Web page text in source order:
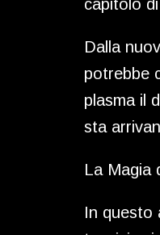
capitolo
Dalla
potrebbe
plasma il
sta
La Magia
In questo